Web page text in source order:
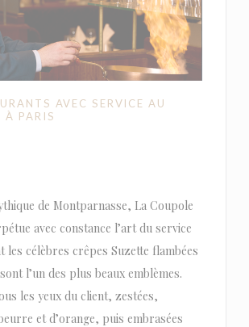
AVEC SERVICE AU
À PARIS
de Montparnasse, La Coupole
avec constance l’art du service
les célèbres crêpes Suzette flambées
l’un des plus beaux emblèmes.
les yeux du client, zestées,
et d’orange, puis embrasées